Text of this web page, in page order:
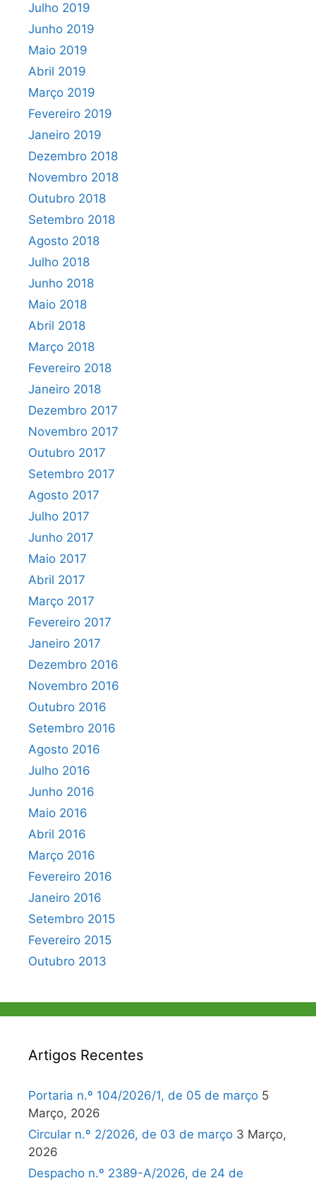
Julho 2019
Junho 2019
Maio 2019
Abril 2019
Março 2019
Fevereiro 2019
Janeiro 2019
Dezembro 2018
Novembro 2018
Outubro 2018
Setembro 2018
Agosto 2018
Julho 2018
Junho 2018
Maio 2018
Abril 2018
Março 2018
Fevereiro 2018
Janeiro 2018
Dezembro 2017
Novembro 2017
Outubro 2017
Setembro 2017
Agosto 2017
Julho 2017
Junho 2017
Maio 2017
Abril 2017
Março 2017
Fevereiro 2017
Janeiro 2017
Dezembro 2016
Novembro 2016
Outubro 2016
Setembro 2016
Agosto 2016
Julho 2016
Junho 2016
Maio 2016
Abril 2016
Março 2016
Fevereiro 2016
Janeiro 2016
Setembro 2015
Fevereiro 2015
Outubro 2013
Artigos Recentes
Portaria n.º 104/2026/1, de 05 de março 5
Março, 2026
Circular n.º 2/2026, de 03 de março 3 Março,
2026
Despacho n.º 2389-A/2026, de 24 de